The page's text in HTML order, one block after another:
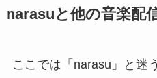
narasuと他の音楽配
ここでは「narasu」と迷